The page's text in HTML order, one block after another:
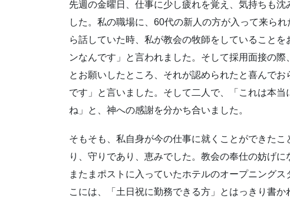
先週の金曜日、仕事に少し疲れを覚え、気持ちも
した。私の職場に、60代の新人の方が入って来ら
ら話していた時、私が教会の牧師をしていること
ンなんです」と言われました。そして採用面接の
とお願いしたところ、それが認められたと喜んで
です」と言いました。そして二人で、「これは本
ね」と、神への感謝を分かち合いました。
そもそも、私自身が今の仕事に就くことができた
り、守りであり、恵みでした。教会の奉仕の妨げ
またまポストに入っていたホテルのオープニング
こには、「土日祝に勤務できる方」とはっきり書